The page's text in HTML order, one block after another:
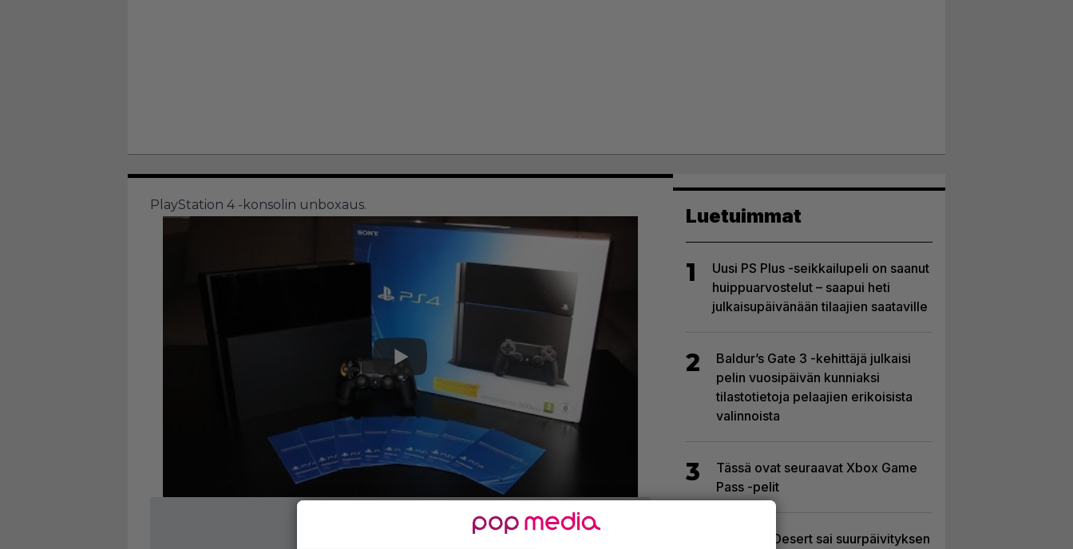
PlayStation 4 -konsolin unboxaus. Luetuimmat
1
Uusi PS Plus -seikkailupeli on saanut
huippuarvostelut – saapui heti
julkaisupäivänään tilaajien saataville
2
Baldur’s Gate 3 -kehittäjä julkaisi
pelin vuosipäivän kunniaksi
tilastotietoja pelaajien erikoisista
valinnoista
3
Tässä ovat seuraavat Xbox Game
Pass -pelit
Crimson Desert sai suurpäivityksen